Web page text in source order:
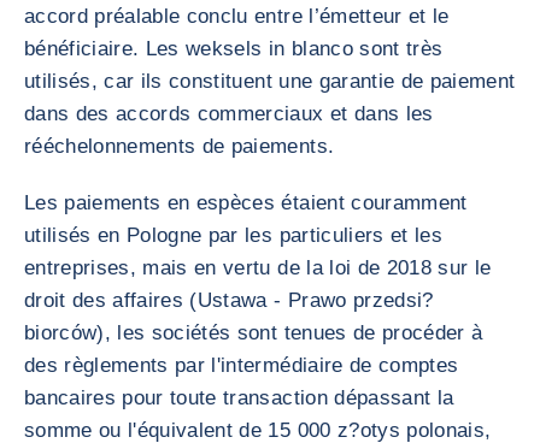
accord préalable conclu entre l’émetteur et le
bénéficiaire. Les weksels in blanco sont très
utilisés, car ils constituent une garantie de paiement
dans des accords commerciaux et dans les
rééchelonnements de paiements.
Les paiements en espèces étaient couramment
utilisés en Pologne par les particuliers et les
entreprises, mais en vertu de la loi de 2018 sur le
droit des affaires (Ustawa - Prawo przedsi?
biorców), les sociétés sont tenues de procéder à
des règlements par l'intermédiaire de comptes
bancaires pour toute transaction dépassant la
somme ou l'équivalent de 15 000 z?otys polonais,